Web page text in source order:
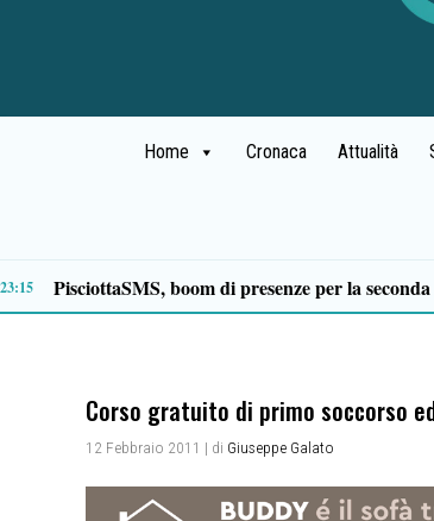
Home Cronaca Attualità
in arrivo 15:43
Corso gratuito di primo soccorso
12 Febbraio 2011 | di Giuseppe Galato